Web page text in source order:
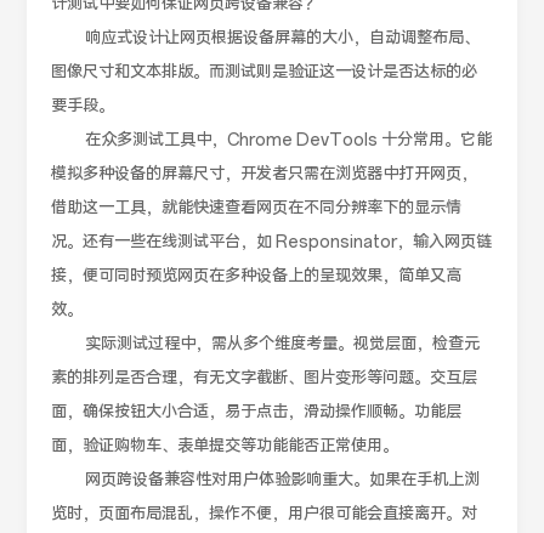
计测试中要如何保证网页跨设备兼容？
响应式设计让网页根据设备屏幕的大小，自动调整布局、
图像尺寸和文本排版。而测试则是验证这一设计是否达标的必
要手段。
在众多测试工具中，Chrome DevTools 十分常用。它能
模拟多种设备的屏幕尺寸，开发者只需在浏览器中打开网页，
借助这一工具，就能快速查看网页在不同分辨率下的显示情
况。还有一些在线测试平台，如 Responsinator，输入网页链
接，便可同时预览网页在多种设备上的呈现效果，简单又高
效。
实际测试过程中，需从多个维度考量。视觉层面，检查元
素的排列是否合理，有无文字截断、图片变形等问题。交互层
面，确保按钮大小合适，易于点击，滑动操作顺畅。功能层
面，验证购物车、表单提交等功能能否正常使用。
网页跨设备兼容性对用户体验影响重大。如果在手机上浏
览时，页面布局混乱，操作不便，用户很可能会直接离开。对